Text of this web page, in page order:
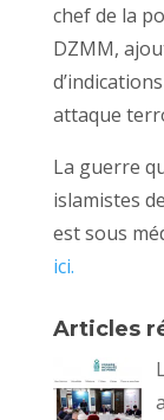
chef de la
DZMM,
attaque
La guerre
islamistes
est sous
ici.
Articles